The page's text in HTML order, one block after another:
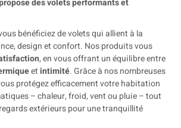
des volets performants et
bénéficiez de volets qui allient à la
design et confort. Nos produits vous
, en vous offrant un équilibre entre
etintimité. Grâce à nos nombreuses
protégez efficacement votre habitation
– chaleur, froid, vent ou pluie – tout
extérieurs pour une tranquillité